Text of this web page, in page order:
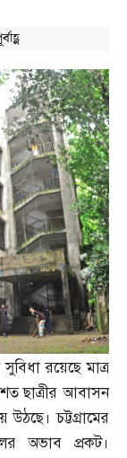
রয়েছে মাত্র
শত ছাত্রীর আবাসন
চট্টগ্রামের
অভাব প্রকট।